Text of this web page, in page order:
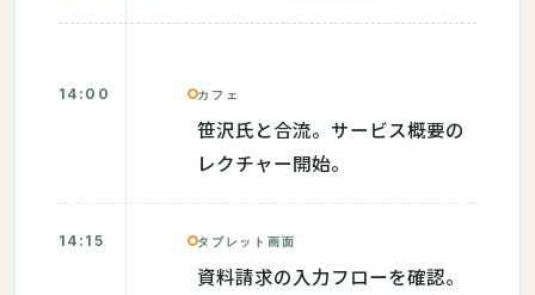
14:00 カフェ
笹沢氏と合流。サービス概要の
レクチャー開始。
14:15 タブレット画面
資料請求の入力フローを確認。